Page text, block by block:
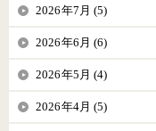
2026年7月 (5)
2026年6月 (6)
2026年5月 (4)
2026年4月 (5)